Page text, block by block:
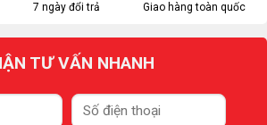
7 ngày đổi trả Giao hàng toàn quốc
TƯ VẤN NHANH